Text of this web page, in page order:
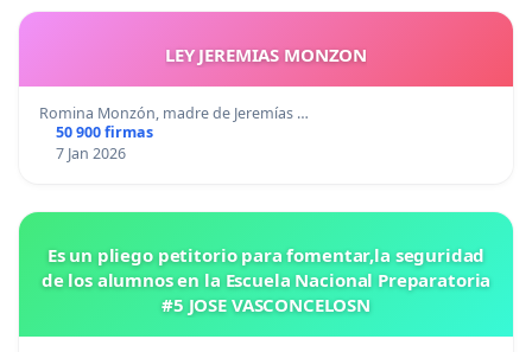
LEY JEREMIAS MONZON
Romina Monzón, madre de Jeremías …
50 900 firmas
7 Jan 2026
Es un pliego petitorio para fomentar,la seguridad
de los alumnos en la Escuela Nacional Preparatoria
#5 JOSE VASCONCELOSN